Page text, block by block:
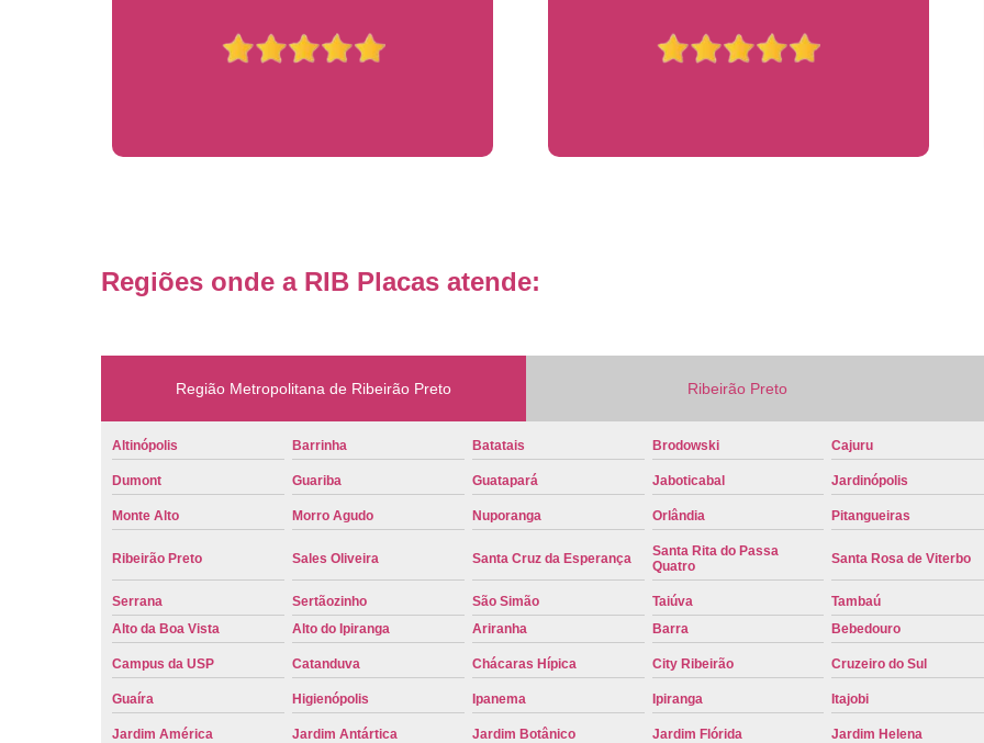
Troca Placa de Veículo
Placa Mercosul com Nome da Cidade
Placa Amarela Carro
Placa
Placa de um Carro Cravinhos
Placa
Placa Preta de Carro
Placa
Placa de Identificação Veicular
Placa Veicular Azul
Placa
Placa Veicular Mercosul
Placa
Placa Veicular Ribeirão Preto
Reforma de Placa Automotiva
Reforma de Placa Automotiva
Regiões onde a RIB Placas atende:
Região Metropolitana de Ribeirão Preto Ribeirão Preto
Altinópolis Barrinha Batatais Brodowski Cajuru
Dumont Guariba Guatapará Jaboticabal Jardinópolis
Monte Alto Morro Agudo Nuporanga Orlândia Pitangueiras
Ribeirão Preto Sales Oliveira Santa Cruz da Esperança
Santa Rita do Passa
Quatro
Santa Rosa de Viterbo
Serrana Sertãozinho São Simão Taiúva Tambaú
Alto da Boa Vista
Alto do Ipiranga Ariranha Barra Bebedouro
Campus da USP Catanduva Chácaras Hípica City Ribeirão Cruzeiro do Sul
Guaíra Higienópolis Ipanema Ipiranga Itajobi
Jardim América Jardim Antártica Jardim Botânico Jardim Flórida Jardim Helena